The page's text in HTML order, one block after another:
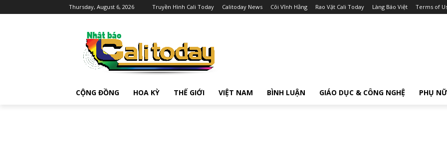
Thursday, August 6, 2026 Truyền Hình Cali Today Calitoday News Cõi Vĩnh Hằng Rao Vặt Cali Today Làng Báo Việt Terms of
CỘNG ĐỒNG HOA KỲ THẾ GIỚI VIỆT NAM BÌNH LUẬN GIÁO DỤC & CÔNG NGHỆ PHỤ NỮ